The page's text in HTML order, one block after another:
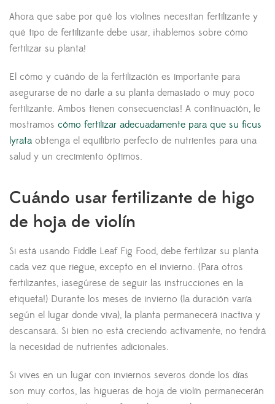
Ahora que sabe por qué los violines necesitan fertilizante y
qué tipo de fertilizante debe usar, ¡hablemos sobre cómo
fertilizar su planta!
El cómo y cuándo de la fertilización es importante para
asegurarse de no darle a su planta demasiado o muy poco
fertilizante. Ambos tienen consecuencias! A continuación, le
mostramos cómo fertilizar adecuadamente para que su ficus
lyrata obtenga el equilibrio perfecto de nutrientes para una
salud y un crecimiento óptimos.
Cuándo usar fertilizante de higo
de hoja de violín
Si está usando Fiddle Leaf Fig Food, debe fertilizar su planta
cada vez que riegue, excepto en el invierno. (Para otros
fertilizantes, ¡asegúrese de seguir las instrucciones en la
etiqueta!) Durante los meses de invierno (la duración varía
según el lugar donde viva), la planta permanecerá inactiva y
descansará. Si bien no está creciendo activamente, no tendrá
la necesidad de nutrientes adicionales.
Si vives en un lugar con inviernos severos donde los días
son muy cortos, las higueras de hoja de violín permanecerán